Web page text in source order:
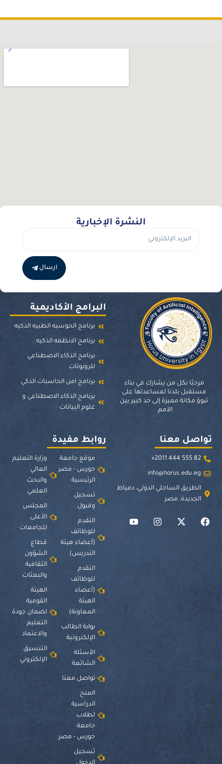
النشرة الإخبارية
ارسال
مرحبًا بكل من يشارك في بناء
مستقبل بلدنا لمساعدتها على
تبوؤ مكانة مميزة إلى حد كبير بين
الأمم.
البرامج الأكاديمية
برنامج الحوسبه الطبيه الذكيه
برنامج الانظمه الذكيه
برنامج الذكاء الاصطناعي
للروبوتات
برنامج امن الحاسبات الذكي
برنامج الذكاء الاصطناعي و
علوم البيانات
تواصل معنا
82 555 444 2011+
info@horus.edu.eg
الطريق الساحلي الدولي، دمياط
الجديدة، مصر
روابط مفيدة
موقع جامعة
حورس - مصر
الرئيسية
تسجيل
وقبول
التقدم
للوظائف
(أعضاء هيئة
التدريس)
التقدم
للوظائف
(أعضاء
الهيئة
المعاونة)
بوابة الطالب
الإلكترونية
الأسئلة
الشائعة
تواصل معنا
المنح
الدراسية
لطلاب
جامعة
حورس - مصر
تسجيل
وزارة التعليم
العالي
والبحث
العلمي
المجلس
الأعلى
للجامعات
قطاع
الشؤون
الثقافية
والبعثات
الهيئة
القومية
لضمان جودة
التعليم
والاعتماد
التنسيق
الإلكتروني